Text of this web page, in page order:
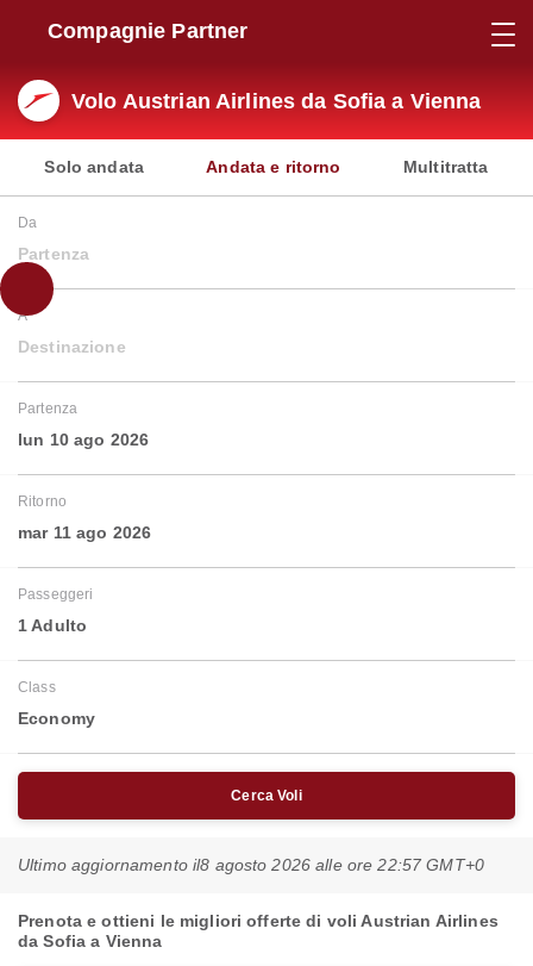
Compagnie Partner
Volo Austrian Airlines da Sofia a Vienna
Solo andata Andata e ritorno Multitratta
Da
Partenza
A
Destinazione
Partenza
lun 10 ago 2026
Ritorno
mar 11 ago 2026
Passeggeri
1 Adulto
Class
Economy
Cerca Voli
Ultimo aggiornamento il8 agosto 2026 alle ore 22:57 GMT+0
Prenota e ottieni le migliori offerte di voli Austrian Airlines
da Sofia a Vienna